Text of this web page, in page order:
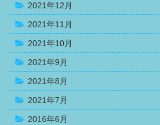
2021年12月
2021年11月
2021年10月
2021年9月
2021年8月
2021年7月
2016年6月